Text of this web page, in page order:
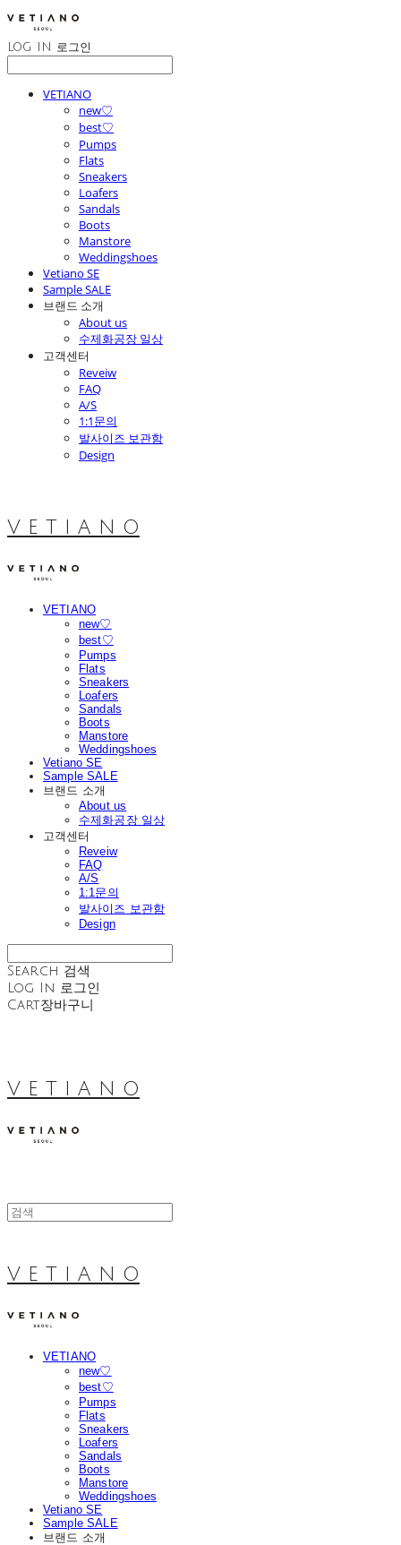
LOG IN 로그인
VETIANO
new♡
best♡
Pumps
Flats
Sneakers
Loafers
Sandals
Boots
Manstore
Weddingshoes
Vetiano SE
Sample SALE
브랜드 소개
About us
수제화공장 일상
고객센터
Reveiw
FAQ
A/S
1:1문의
발사이즈 보관함
Design
V E T I A N O
VETIANO
new♡
best♡
Pumps
Flats
Sneakers
Loafers
Sandals
Boots
Manstore
Weddingshoes
Vetiano SE
Sample SALE
브랜드 소개
About us
수제화공장 일상
고객센터
Reveiw
FAQ
A/S
1:1문의
발사이즈 보관함
Design
Search 검색
Log In 로그인
Cart장바구니
V E T I A N O
V E T I A N O
VETIANO
new♡
best♡
Pumps
Flats
Sneakers
Loafers
Sandals
Boots
Manstore
Weddingshoes
Vetiano SE
Sample SALE
브랜드 소개